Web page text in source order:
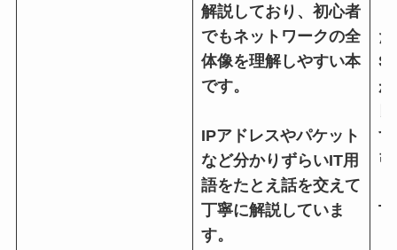
解説しており、初心者
でもネットワークの全
体像を理解しやすい本
です。
IPアドレスやパケット
など分かりずらいIT用
語をたとえ話を交えて
丁寧に解説していま
す。